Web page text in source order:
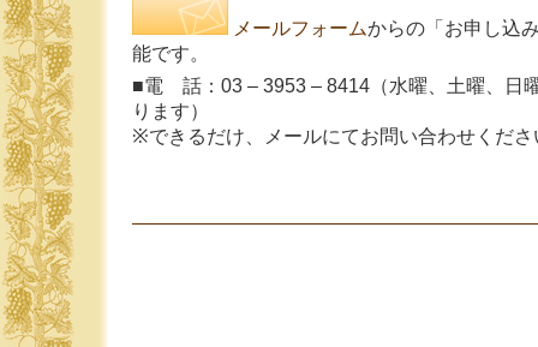
メールフォームからの「お申し込
能です。
■電 話：03 – 3953 – 8414（水曜、土曜、日
ります）
※できるだけ、メールにてお問い合わせくださ